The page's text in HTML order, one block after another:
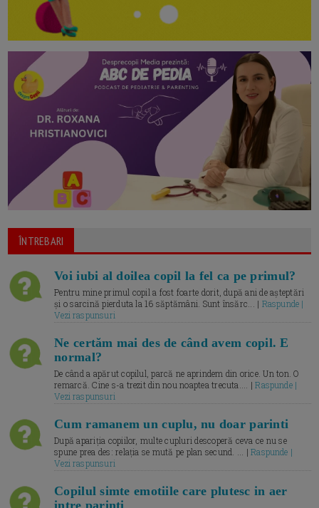
ÎNTREBARI
Voi iubi al doilea copil la fel ca pe primul?
Pentru mine primul copil a fost foarte dorit, după ani de așteptări
și o sarcină pierduta la 16 săptămâni. Sunt însărc... | Raspunde |
Vezi raspunsuri
Ne certăm mai des de când avem copil. E
normal?
De când a apărut copilul, parcă ne aprindem din orice. Un ton. O
remarcă. Cine s-a trezit din nou noaptea trecuta.... |Raspunde |
Vezi raspunsuri
Cum ramanem un cuplu, nu doar parinti
După apariția copiilor, multe cupluri descoperă ceva ce nu se
spune prea des: relația se mută pe plan secund. ... |Raspunde |
Vezi raspunsuri
Copilul simte emotiile care plutesc in aer